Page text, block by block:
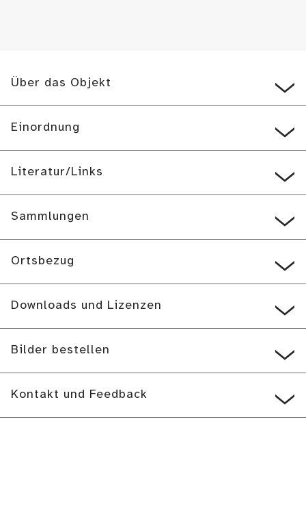
Über das Objekt
Einordnung
Literatur/Links
Sammlungen
Ortsbezug
Downloads und Lizenzen
Bilder bestellen
Kontakt und Feedback